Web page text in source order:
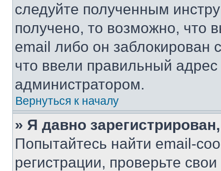
следуйте полученным
получено, то возможно, что
email либо он
что ввели правильный адрес
администратором.
Вернуться к началу
» Я давно
Попытайтесь найти email-
регистрации, проверьте